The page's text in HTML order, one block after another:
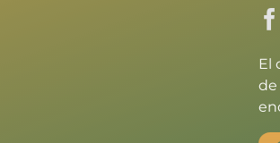
El
de